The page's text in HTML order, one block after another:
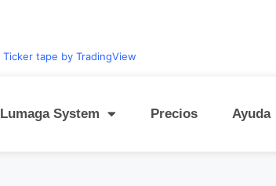
Ticker tape by TradingView
Lumaga System Precios Ayuda